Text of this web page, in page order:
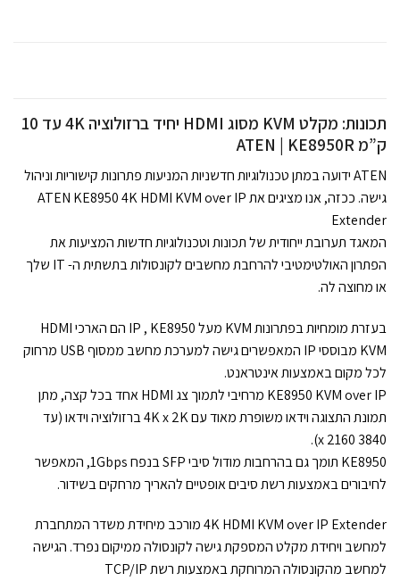
תכונות: מקלט KVM מסוג HDMI יחיד ברזולוציה 4K עד 10
ק”מ ATEN | KE8950R
ATEN ידועה במתן טכנולוגיות חדשניות המניעות פתרונות קישוריות וניהול
גישה. ככזה, אנו מציגים את ATEN KE8950 4K HDMI KVM over IP
Extender
המאגד תערובת ייחודית של תכונות וטכנולוגיות חדשות המציעות את
הפתרון האולטימטיבי להרחבת מחשבים לקונסולות בתשתית ה- IT שלך
או מחוצה לה.
בעזרת מומחיות בפתרונות KVM מעל IP , KE8950 הם הארכי HDMI
KVM מבוססי IP המאפשרים גישה למערכת מחשב ממסוף USB מרחוק
לכל מקום באמצעות אינטראנט.
KE8950 KVM over IP מרחיבי לתמוך צג HDMI אחד בכל קצה, מתן
תמונת התצוגה וידאו משופרת מאוד עם 4K x 2K ברזולוציה וידאו (עד
3840 x 2160).
KE8950 תומך גם בהרחבות מודול סיבי SFP בנפח 1Gbps, המאפשר
לחיבורים באמצעות רשת סיבים אופטיים להאריך מרחקים בשידור.
4K HDMI KVM over IP Extender מורכב מיחידת משדר המתחברת
למחשב ויחידת מקלט המספקת גישה לקונסולה ממיקום נפרד. הגישה
למחשב מהקונסולה המרוחקת באמצעות רשת TCP/IP